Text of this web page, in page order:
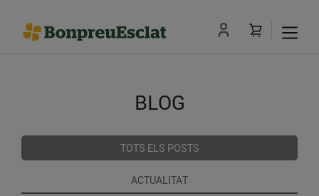
BLOG
TOTS ELS POSTS
ACTUALITAT